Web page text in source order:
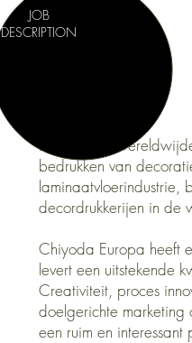
Dankzij zijn
bedrukken van
laminaatvloerindustrie,
decordrukkerijen in de
Chiyoda Europa heeft
levert een uitstekende
Creativiteit, proces
doelgerichte
een ruim en
JOB
DESCRIPTION